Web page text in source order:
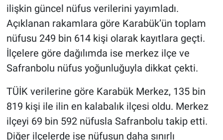
ilişkin güncel nüfus verilerini yayımladı.
Açıklanan rakamlara göre Karabük’ün toplam
nüfusu 249 bin 614 kişi olarak kayıtlara geçti.
İlçelere göre dağılımda ise merkez ilçe ve
Safranbolu nüfus yoğunluğuyla dikkat çekti.
TÜİK verilerine göre Karabük Merkez, 135 bin
819 kişi ile ilin en kalabalık ilçesi oldu. Merkez
ilçeyi 69 bin 592 nüfusla Safranbolu takip etti.
Diğer ilçelerde ise nüfusun daha sınırlı